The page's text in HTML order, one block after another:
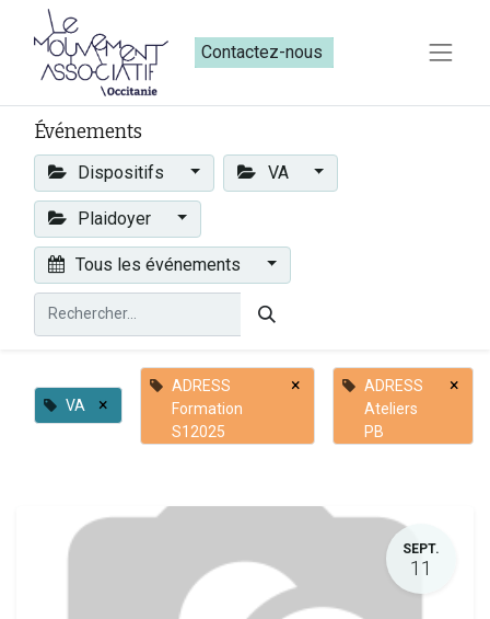
Contactez-nous​​
Événements
Dispositifs VA
Plaidoyer
Tous les événements
VA ×
ADRESS
Formation
S12025
×
ADRESS
Ateliers
PB
×
SEPT.
11